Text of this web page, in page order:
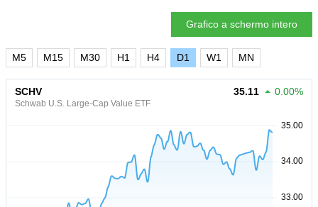
Grafico a schermo intero
M5 M15 M30 H1 H4 D1 W1 MN
SCHV
Schwab U.S. Large-Cap Value ETF
35.11 0.00%